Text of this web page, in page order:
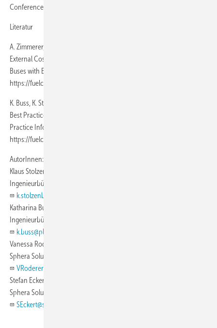
Conference 2023 vorgestellt.
Literatur
A. Zimmerer, S. Eckert und V. Roderer, Environmental Impacts and
External Cost Benefits of Fuel Cell Buses. Comparison of Fuel Cell
Buses with Battery Electric Buses, 2023.
https://fuelcellbuses.eu/publications.
K. Buss, K. Stolzenburg, N. Whitehouse and S. Whitehouse, JIVE Third
Best Practice and Commercialisation Report / JIVE 2 Second Best
Practice Information Bank Report, 2022.
https://fuelcellbuses.eu/publications.
AutorInnen:
Klaus Stolzenburg
Ingenieurbüro PLANET GbR, Oldenburg
k.stolzenburg@planet-energie.de
Katharina Buss
Ingenieurbüro PLANET GbR, Oldenburg
k.buss@planet-energie.de
Vanessa Roderer
Sphera Solutions GmbH, Leinfelden-Echterdingen
VRoderer@sphera.com
Stefan Eckert
Sphera Solutions GmbH, Leinfelden-Echterdingen
SEckert@sphera.com